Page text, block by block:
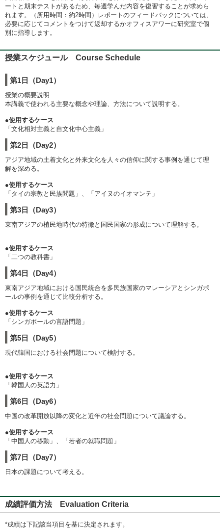
ートと期末テストがあるため、毎週学んだ内容を復習することが求めら
れます。（所用時間：約2時間）レポートのフィードバックについては、
必要に応じてコメントをつけて返却するかオフィスアワーに研究室で個
別に指導します。
授業スケジュール Course Schedule
第1日（Day1）
授業の概要説明
本講義で使われる主要な概念や理論、方法について説明する。
●使用するケース
「文化相対主義と自文化中心主義」
第2日（Day2）
アジア地域の土着文化と外来文化を人々の信仰に関する事例を通じて理
解を深める。
●使用するケース
「タイの宗教と民族問題」、「アイヌのイオマンテ」
第3日（Day3）
東南アジアの植民地時代の特徴と国民国家の形成について理解する。
●使用するケース
「二つの教科書」
第4日（Day4）
東南アジア地域における国民統合を多民族国家のマレーシアとシンガポ
ールの事例を通じて比較分析する。
●使用するケース
「シンガポールの言語問題」
第5日（Day5）
現代韓国における社会問題について検討する。
●使用するケース
「韓国人の英語力」
第6日（Day6）
中国の改革開放以降の変化と近年の社会問題について議論する。
●使用するケース
「中国人の移動」、「若者の就職問題」
第7日（Day7）
日本の課題について考える。
成績評価方法 Evaluation Criteria
*成績は下記該当項目を基に決定されます。